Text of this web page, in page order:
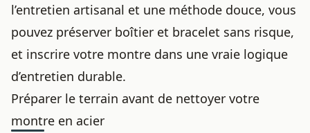
l’entretien artisanal et une méthode douce, vous
pouvez préserver boîtier et bracelet sans risque,
et inscrire votre montre dans une vraie logique
d’entretien durable.
Préparer le terrain avant de nettoyer votre
montre en acier